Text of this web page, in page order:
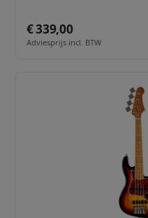
€ 339,00
Adviesprijs incl. BTW